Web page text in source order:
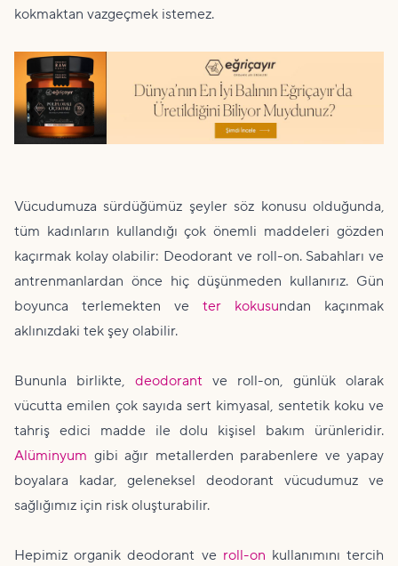
kokmaktan vazgeçmek istemez.
Vücudumuza sürdüğümüz şeyler söz konusu olduğunda,
tüm kadınların kullandığı çok önemli maddeleri gözden
kaçırmak kolay olabilir: Deodorant ve roll-on. Sabahları ve
antrenmanlardan önce hiç düşünmeden kullanırız. Gün
boyunca terlemekten ve ter kokusundan kaçınmak
aklınızdaki tek şey olabilir.
Bununla birlikte, deodorantve roll-on, günlük olarak
vücutta emilen çok sayıda sert kimyasal, sentetik koku ve
tahriş edici madde ile dolu kişisel bakım ürünleridir.
Alüminyum gibi ağır metallerden parabenlere ve yapay
boyalara kadar, geleneksel deodorant vücudumuz ve
sağlığımız için risk oluşturabilir.
Hepimiz organik deodorant ve roll-on kullanımını tercih